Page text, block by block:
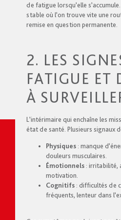
de fatigue lorsqu’elle
stable où l’on trouve vite une
remise en question permanente.
2. LES
FATIGUE ET
À
L’intérimaire qui enchaîne les
état de santé. Plusieurs signaux
Physiques: manque
douleurs musculaires.
Émotionnels: irritabilité,
motivation.
Cognitifs: difficultés de
fréquents, lenteur dans